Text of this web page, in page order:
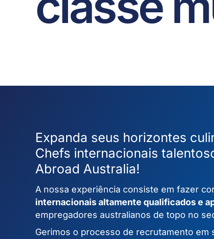
Expanda seus horizontes
Chefs internacionais
Abroad Australia!
A nossa experiência consiste em fazer
internacionais altamente qualificados e
empregadores australianos de topo no
Gerimos o processo de recrutamento em